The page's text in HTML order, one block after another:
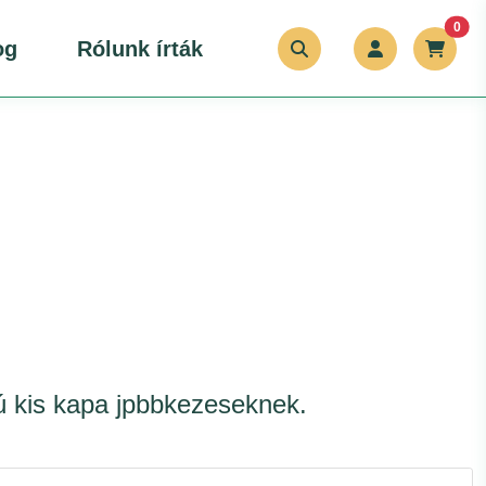
Rólunk írták
0
kis kapa jpbbkezeseknek.